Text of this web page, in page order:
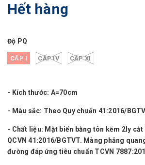
Hết hàng
Độ PQ
CẤP I CẤP IV CẤP XI
- Kích thước: A=70cm
- Màu sắc: Theo Quy chuẩn 41:2016/
- Chất liệu: Mặt biển bằng tôn kẽm 2ly cắt
QCVN 41:2016/BGTVT. Màng phảng
đường đáp ứng tiêu chuẩn TCVN